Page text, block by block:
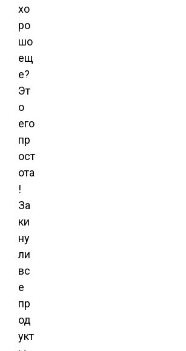
хо
ро
шо
ещ
е?
Эт
о
его
пр
ост
ота
!
За
ки
ну
ли
вс
е
пр
од
укт